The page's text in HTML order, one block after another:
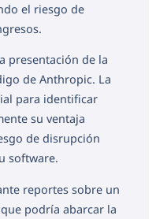
el riesgo de
presentación de la
de Anthropic. La
para identificar
su ventaja
de disrupción
software.
reportes sobre un
podría abarcar la